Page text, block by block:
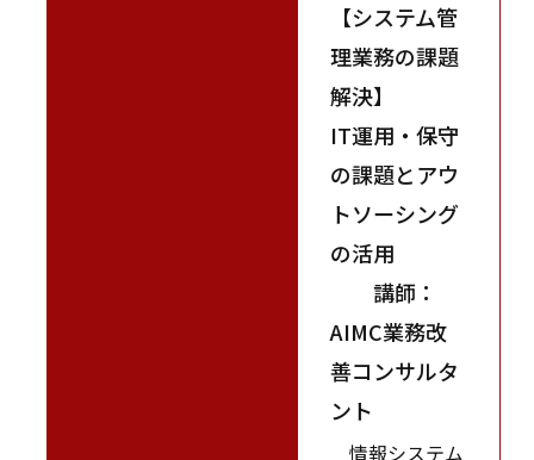
【システム管
理業務の課題
解決】
IT運用・保守
の課題とアウ
トソーシング
の活用
講師：
AIMC業務改
善コンサルタ
ント
情報システム